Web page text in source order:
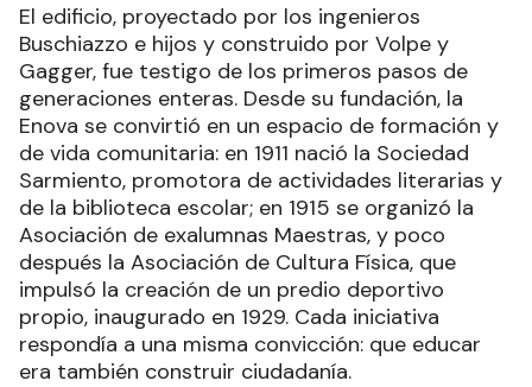
El edificio, proyectado por los ingenieros
Buschiazzo e hijos y construido por Volpe y
Gagger, fue testigo de los primeros pasos de
generaciones enteras. Desde su fundación, la
Enova se convirtió en un espacio de formación y
de vida comunitaria: en 1911 nació la Sociedad
Sarmiento, promotora de actividades literarias y
de la biblioteca escolar; en 1915 se organizó la
Asociación de exalumnas Maestras, y poco
después la Asociación de Cultura Física, que
impulsó la creación de un predio deportivo
propio, inaugurado en 1929. Cada iniciativa
respondía a una misma convicción: que educar
era también construir ciudadanía.